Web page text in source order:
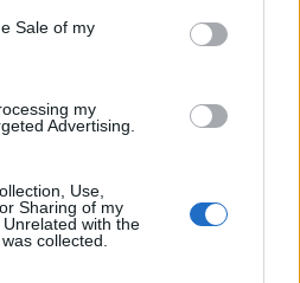
Sale of my
my
Advertising.
Use,
Sharing of my
with the
collected.
részt vett Sicknick
is mondott, amely
áldozatát.